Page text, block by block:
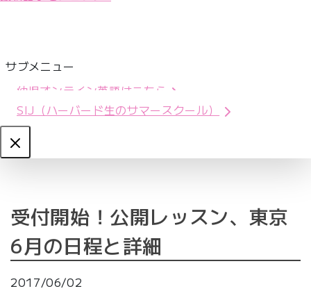
サブメニュー
幼児オンライン英語はこちら
SIJ（ハーバード生のサマースクール）
Close
受付開始！公開レッスン、東京
6月の日程と詳細
2017/06/02